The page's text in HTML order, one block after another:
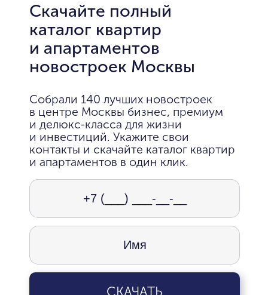
Скачайте полный
каталог квартир
и апартаментов
новостроек Москвы
Собрали 140 лучших новостроек
в центре Москвы бизнес, премиум
и делюкс-класса для жизни
и инвестиций. Укажите свои
контакты и скачайте каталог квартир
и апартаментов в один клик.